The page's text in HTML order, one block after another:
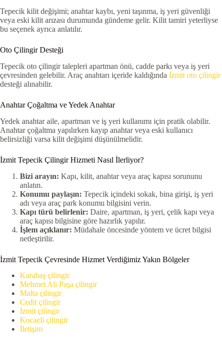
Tepecik kilit değişimi; anahtar kaybı, yeni taşınma, iş yeri güvenliği
veya eski kilit arızası durumunda gündeme gelir. Kilit tamiri yeterliyse
bu seçenek ayrıca anlatılır.
Oto Çilingir Desteği
Tepecik oto çilingir talepleri apartman önü, cadde parkı veya iş yeri
çevresinden gelebilir. Araç anahtarı içeride kaldığında İzmit oto çilingir
desteği alınabilir.
Anahtar Çoğaltma ve Yedek Anahtar
Yedek anahtar aile, apartman ve iş yeri kullanımı için pratik olabilir.
Anahtar çoğaltma yapılırken kayıp anahtar veya eski kullanıcı
belirsizliği varsa kilit değişimi düşünülmelidir.
İzmit Tepecik Çilingir Hizmeti Nasıl İlerliyor?
Bizi arayın: Kapı, kilit, anahtar veya araç kapısı sorununu
anlatın.
Konumu paylaşın: Tepecik içindeki sokak, bina girişi, iş yeri
adı veya araç park konumu bilgisini verin.
Kapı türü belirlenir: Daire, apartman, iş yeri, çelik kapı veya
araç kapısı bilgisine göre hazırlık yapılır.
İşlem açıklanır: Müdahale öncesinde yöntem ve ücret bilgisi
netleştirilir.
İzmit Tepecik Çevresinde Hizmet Verdiğimiz Yakın Bölgeler
Karabaş çilingir
Mehmet Ali Paşa çilingir
Malta çilingir
Cedit çilingir
İzmit çilingir
Kocaeli çilingir
İletişim